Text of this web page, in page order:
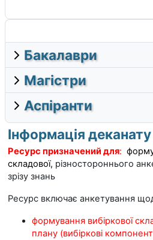
Бакалаври
Магістри
Аспіранти
Інформація
Ресурс призначений для:
складової, різностороннього
зрізу знань
Ресурс включає анкетування
формування вибіркової
плану (вибіркові